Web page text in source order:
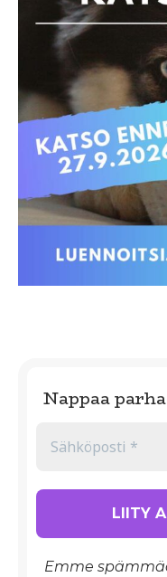
Nappaa
Emme